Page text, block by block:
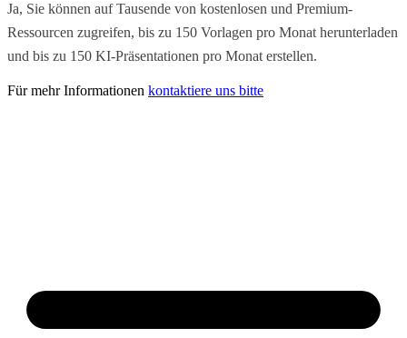
Ja, Sie können auf Tausende von kostenlosen und Premium-
Ressourcen zugreifen, bis zu 150 Vorlagen pro Monat herunterladen
und bis zu 150 KI-Präsentationen pro Monat erstellen.
Für mehr Informationen kontaktiere uns bitte